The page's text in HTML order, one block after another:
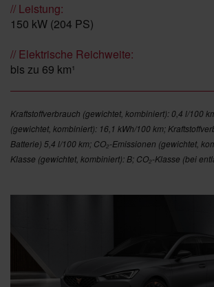
// Leistung:
150 kW (204 PS)
// Elektrische Reichweite:
bis zu 69 km¹
Kraftstoffverbrauch (gewichtet, kombiniert): 0,4 l/100
(gewichtet, kombiniert): 16,1 kWh/100 km;
Batterie) 5,4 l/100 km; CO₂-Emissionen (gewichtet,
Klasse (gewichtet, kombiniert): B; CO₂-Klasse (bei